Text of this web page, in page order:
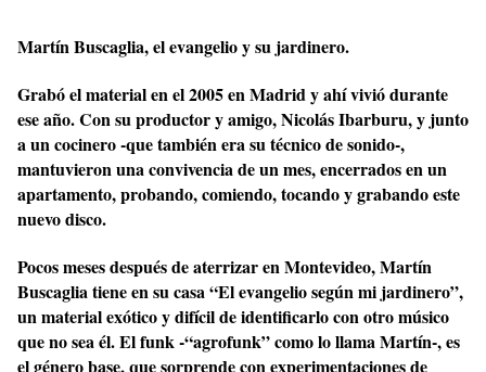
Martín Buscaglia, el evangelio y su jardinero.
Grabó el material en el 2005 en Madrid y ahí vivió durante
ese año. Con su productor y amigo, Nicolás Ibarburu, y junto
a un cocinero -que también era su técnico de sonido-,
mantuvieron una convivencia de un mes, encerrados en un
apartamento, probando, comiendo, tocando y grabando este
nuevo disco.
Pocos meses después de aterrizar en Montevideo, Martín
Buscaglia tiene en su casa “El evangelio según mi jardinero”,
un material exótico y difícil de identificarlo con otro músico
que no sea él. El funk -“agrofunk” como lo llama Martín-, es
el género base, que sorprende con experimentaciones de